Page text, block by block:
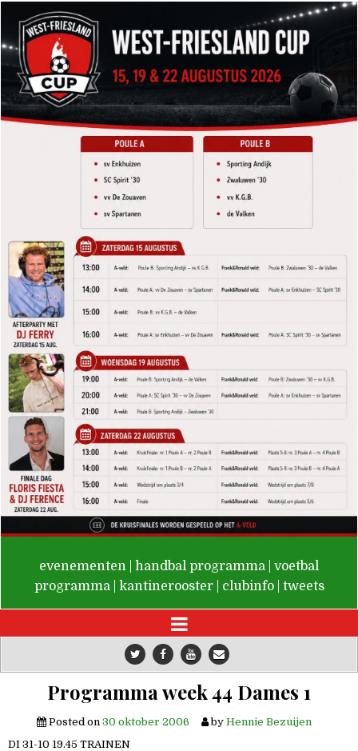
De Valken
evenementen handbal programma
voetbal
programma
kantinerooster clubinfo tweets
Programma week 44 Dames 1
Posted on 30 oktober 2006 by Hennie Bezuijen
DI 31-10 19.45 TRAINEN